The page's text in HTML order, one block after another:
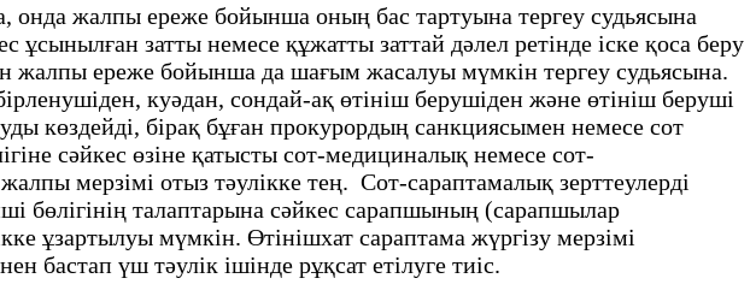
онда жалпы ереже бойынша оның бас тартуына тергеу судьясына
затты немесе құжатты заттай дәлел ретінде іске қоса беру
жалпы ереже бойынша да шағым жасалуы мүмкін тергеу судьясына.
куәдан, сондай-ақ өтініш берушіден және өтініш беруші
көздейді, бірақ бұған прокурордың санкциясымен немесе сот
сәйкес өзіне қатысты сот-медициналық немесе сот-
мерзімі отыз тәулікке тең. Сот-сараптамалық зерттеулерді
бөлігінің талаптарына сәйкес сарапшының (сарапшылар
ұзартылуы мүмкін. Өтінішхат сараптама жүргізу мерзімі
бастап үш тәулік ішінде рұқсат етілуге тиіс.